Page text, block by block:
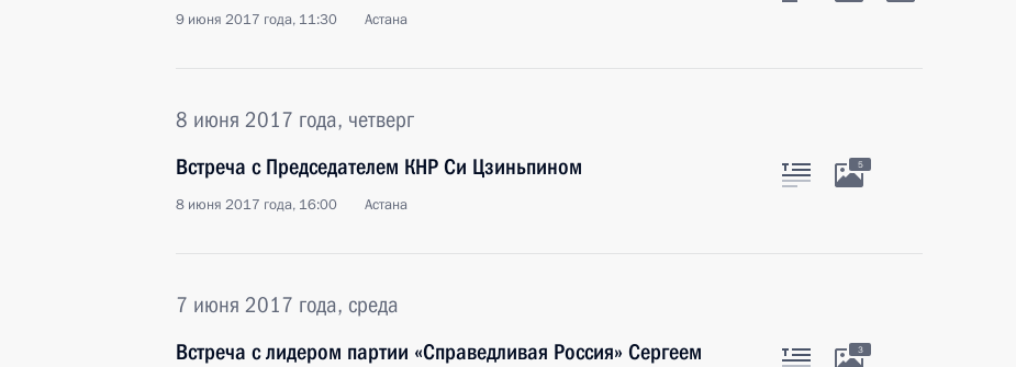
9 июня 2017 года, 11:30 Астана
8 июня 2017 года, четверг
Встреча с Председателем КНР Си Цзиньпином
8 июня 2017 года, 16:00 Астана
5
7 июня 2017 года, среда
Встреча с лидером партии «Справедливая Россия» Сергеем
3